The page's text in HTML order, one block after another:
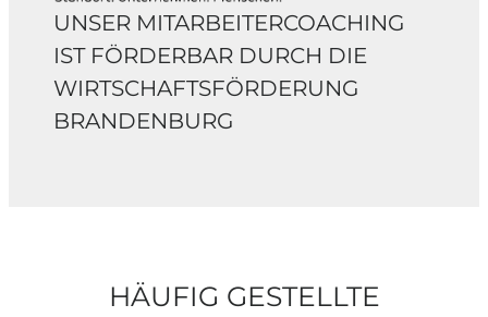
UNSER MITARBEITERCOACHING
IST FÖRDERBAR DURCH DIE
WIRTSCHAFTSFÖRDERUNG
BRANDENBURG
HÄUFIG GESTELLTE